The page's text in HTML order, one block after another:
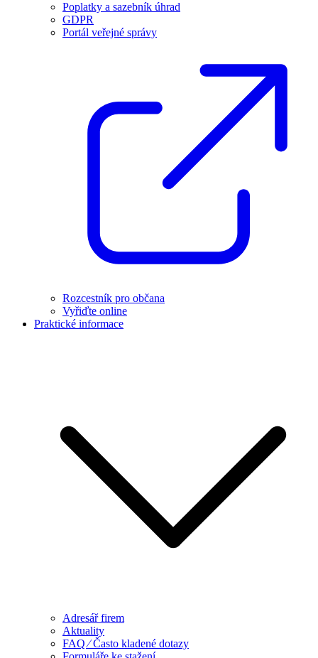
Poplatky a sazebník úhrad
GDPR
Portál veřejné správy
Rozcestník pro občana
Vyřiďte online
Praktické informace
Adresář firem
Aktuality
FAQ ⁄ Často kladené dotazy